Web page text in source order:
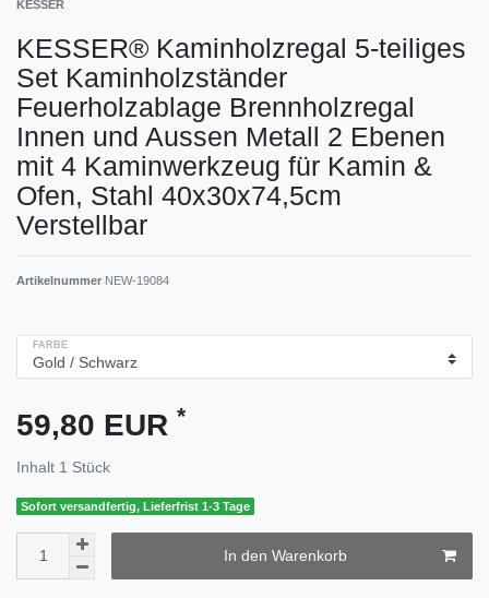
KESSER
KESSER® Kaminholzregal 5-teiliges
Set Kaminholzständer
Feuerholzablage Brennholzregal
Innen und Aussen Metall 2 Ebenen
mit 4 Kaminwerkzeug für Kamin &
Ofen, Stahl 40x30x74,5cm
Verstellbar
Artikelnummer NEW-19084
FARBE
59,80 EUR *
Inhalt 1 Stück
Sofort versandfertig, Lieferfrist 1-3 Tage
In den Warenkorb